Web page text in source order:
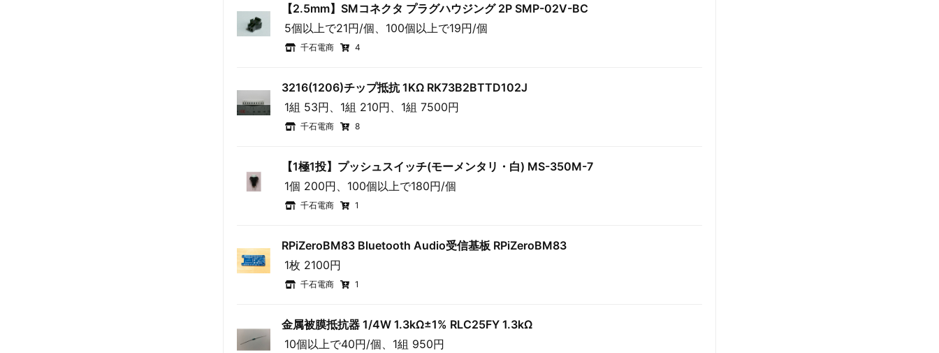
【2.5mm】SMコネクタ プラグハウジング 2P SMP-02V-BC
5個以上で21円/個、100個以上で19円/個
千石電商 4
3216(1206)チップ抵抗 1KΩ RK73B2BTTD102J
1組 53円、1組 210円、1組 7500円
千石電商 8
【1極1投】プッシュスイッチ(モーメンタリ・白) MS-350M-7
1個 200円、100個以上で180円/個
千石電商 1
RPiZeroBM83 Bluetooth Audio受信基板 RPiZeroBM83
1枚 2100円
千石電商 1
金属被膜抵抗器 1/4W 1.3kΩ±1% RLC25FY 1.3kΩ
10個以上で40円/個、1組 950円